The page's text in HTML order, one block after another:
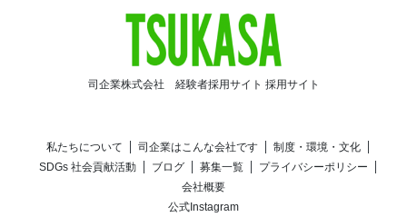
司企業株式会社 経験者採用サイト 採用サイト
私たちについて 司企業はこんな会社です
制度・環境・文化
SDGs 社会貢献活動
ブログ 募集一覧
プライバシーポリシー
会社概要
公式Instagram